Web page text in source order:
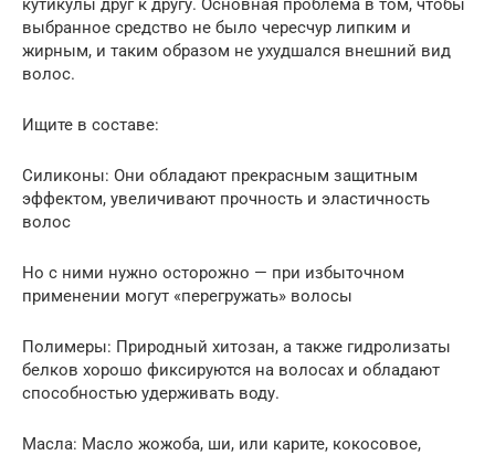
выбранное средство не было чересчур липким и
жирным, и таким образом не ухудшался внешний вид
волос.
Ищите в составе:
Силиконы: Они обладают прекрасным защитным
эффектом, увеличивают прочность и эластичность
волос
Но с ними нужно осторожно — при избыточном
применении могут «перегружать» волосы
Полимеры: Природный хитозан, а также гидролизаты
белков хорошо фиксируются на волосах и обладают
способностью удерживать воду.
Масла: Масло жожоба, ши, или карите, кокосовое,